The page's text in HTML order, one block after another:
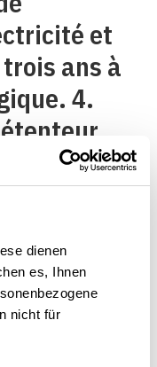
dienen
es, Ihnen
nicht für
et
ans à
4.
autre de
5.
à
les